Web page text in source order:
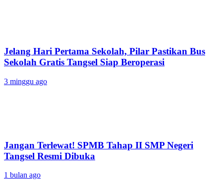
Jelang Hari Pertama Sekolah, Pilar Pastikan Bus
Sekolah Gratis Tangsel Siap Beroperasi
3 minggu ago
Jangan Terlewat! SPMB Tahap II SMP Negeri
Tangsel Resmi Dibuka
1 bulan ago